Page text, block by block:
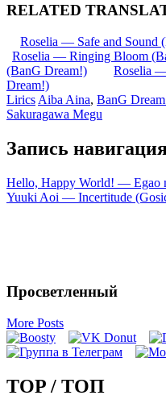
RELATED
Roselia — Safe and Sound
Roselia — Ringing Bloom
(BanG Dream!)
Roselia
Dream!)
Lirics Aiba Aina, BanG
Sakuragawa Megu
Запись
Hello, Happy World! — Egao
Yuuki Aoi — Incertitude
Просветленный
More Posts
TOP / ТОП